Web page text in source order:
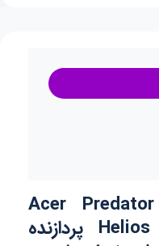
لپ تاپ ایسر مدل Acer Predator
Helios 300 PH315-54-760S پردازنده